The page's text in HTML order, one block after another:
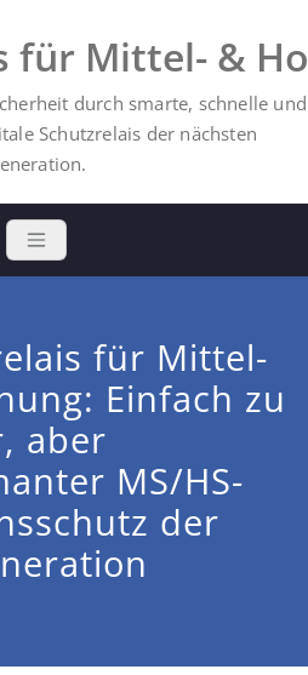
für Mittel- &
durch smarte, schnelle und
Schutzrelais der nächsten
für Mittel-
Einfach zu
aber
MS/HS-
der